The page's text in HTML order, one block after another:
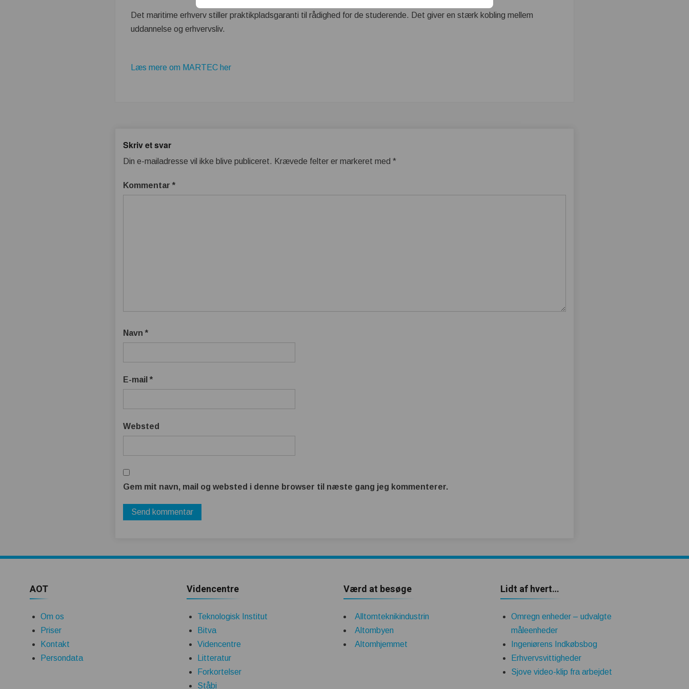
Det maritime erhverv stiller praktikpladsgaranti til rådighed for de studerende. Det giver en stærk kobling mellem
uddannelse og erhvervsliv.
Læs mere om MARTEC her
Skriv et svar
Din e-mailadresse vil ikke blive publiceret. Krævede felter er markeret med*
Kommentar*
Navn*
E-mail*
Websted
Gem mit navn, mail og websted i denne browser til næste gang jeg kommenterer.
AOT
Om os
Priser
Kontakt
Persondata
Videncentre
Teknologisk Institut
Bitva
Videncentre
Litteratur
Forkortelser
Ståbi
Værd at besøge
Alltomteknikindustrin
Altombyen
Altomhjemmet
Lidt af hvert…
Omregn enheder – udvalgte
måleenheder
Ingeniørens Indkøbsbog
Erhvervsvittigheder
Sjove video-klip fra arbejdet